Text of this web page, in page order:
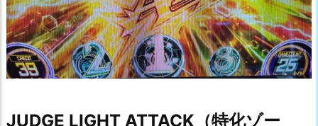
JUDGE LIGHT ATTACK（特化ゾー